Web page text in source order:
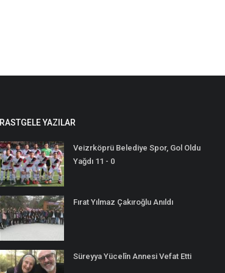
RASTGELE YAZILAR
Veizrköprü Belediye Spor, Gol Oldu
Yağdı 11 - 0
Fırat Yılmaz Çakıroğlu Anıldı
Süreyya Yücelîn Annesi Vefat Etti